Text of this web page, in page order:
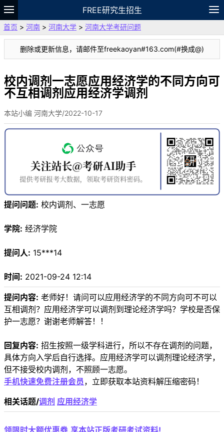
FREE研究生招生
题库
故事 专题 APP 笔记
VIP
资料
首页 > 河南 > 河南大学 > 河南大学考研问题
删除或更新信息，请邮件至freekaoyan#163.com(#换成@)
校内调剂一志愿应用经济学的不同方向可
不互相调剂应用经济学调剂
本站小编 河南大学/2022-10-17
提问问题: 校内调剂、一志愿
学院: 经济学院
提问人: 15***14
时间: 2021-09-24 12:14
提问内容: 老师好！请问可以应用经济学的不同方向可不可以
互相调剂？应用经济学可以调剂到理论经济学吗？学校是否保
护一志愿？谢谢老师解答！！
回复内容: 招生按照一级学科进行，所以不存在调剂的问题，
具体方向入学后自行选择。应用经济学可以调剂理论经济学，
但不接受校内调剂，不照顾一志愿。
手机快速免费注册会员 ，立即获取本站资料解压缩密码！
相关话题/调剂 应用经济学